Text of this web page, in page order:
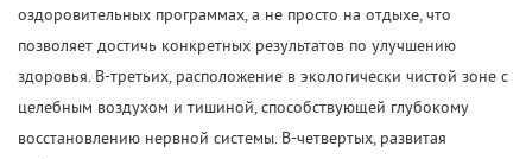
оздоровительных программах, а не просто на отдыхе, что
позволяет достичь конкретных результатов по улучшению
здоровья. В-третьих, расположение в экологически чистой зоне с
целебным воздухом и тишиной, способствующей глубокому
восстановлению нервной системы. В-четвертых, развитая